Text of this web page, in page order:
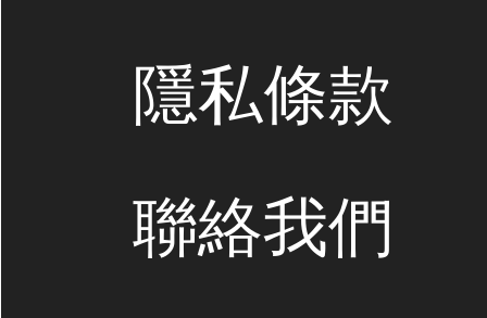
隱私條款
聯絡我們